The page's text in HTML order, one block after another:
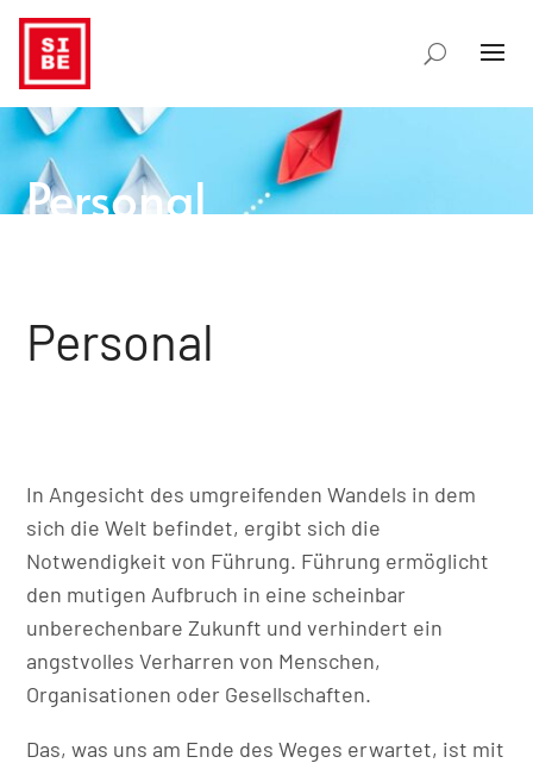
Personal
Personal
In Angesicht des umgreifenden Wandels in dem
sich die Welt befindet, ergibt sich die
Notwendigkeit von Führung. Führung ermöglicht
den mutigen Aufbruch in eine scheinbar
unberechenbare Zukunft und verhindert ein
angstvolles Verharren von Menschen,
Organisationen oder Gesellschaften.
Das, was uns am Ende des Weges erwartet, ist mit